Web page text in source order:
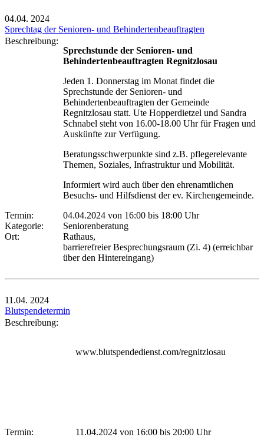
04.04. 2024
Sprechtag der Senioren- und Behindertenbeauftragten
Beschreibung:
Sprechstunde der Senioren- und
Behindertenbeauftragten Regnitzlosau
Jeden 1. Donnerstag im Monat findet die
Sprechstunde der Senioren- und
Behindertenbeauftragten der Gemeinde
Regnitzlosau statt. Ute Hopperdietzel und Sandra
Schnabel steht von 16.00-18.00 Uhr für Fragen und
Auskünfte zur Verfügung.
Beratungsschwerpunkte sind z.B. pflegerelevante
Themen, Soziales, Infrastruktur und Mobilität.
Informiert wird auch über den ehrenamtlichen
Besuchs- und Hilfsdienst der ev. Kirchengemeinde.
Termin:
04.04.2024 von 16:00 bis 18:00 Uhr
Kategorie:
Seniorenberatung
Ort:
Rathaus,
barrierefreier Besprechungsraum (Zi. 4) (erreichbar
über den Hintereingang)
11.04. 2024
Blutspendetermin
Beschreibung:
www.blutspendedienst.com/regnitzlosau
Termin: 11.04.2024 von 16:00 bis 20:00 Uhr